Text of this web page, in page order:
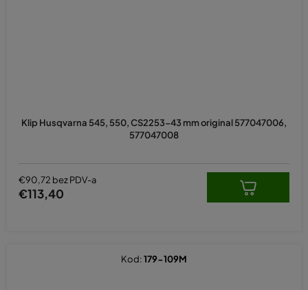
Klip Husqvarna 545, 550, CS2253-43 mm original 577047006,
577047008
€90,72 bez PDV-a
€113,40
Kod:179-109M